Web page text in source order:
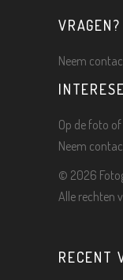
VRAGEN?
Neem
Op de foto
Neem
© 2026
Alle rechten
RECENT